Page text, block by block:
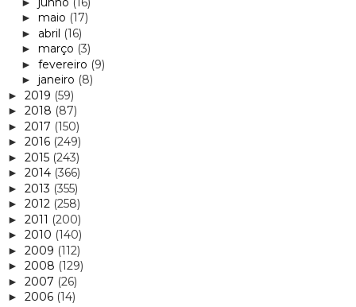
► maio (17)
► abril (16)
► março (3)
► fevereiro (9)
► janeiro (8)
► 2019 (59)
► 2018 (87)
► 2017 (150)
► 2016 (249)
► 2015 (243)
► 2014 (366)
► 2013 (355)
► 2012 (258)
► 2011 (200)
► 2010 (140)
► 2009 (112)
► 2008 (129)
► 2007 (26)
► 2006 (14)